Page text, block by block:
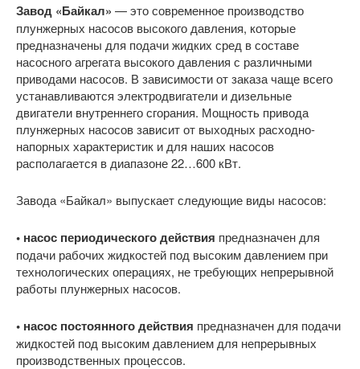
Завод «Байкал» — это современное производство
плунжерных насосов высокого давления, которые
предназначены для подачи жидких сред в составе
насосного агрегата высокого давления с различными
приводами насосов. В зависимости от заказа чаще всего
устанавливаются электродвигатели и дизельные
двигатели внутреннего сгорания. Мощность привода
плунжерных насосов зависит от выходных расходно-
напорных характеристик и для наших насосов
располагается в диапазоне 22…600 кВт.
Завода «Байкал» выпускает следующие виды насосов:
• насос периодического действия предназначен для
подачи рабочих жидкостей под высоким давлением при
технологических операциях, не требующих непрерывной
работы плунжерных насосов.
• насос постоянного действия предназначен для подачи
жидкостей под высоким давлением для непрерывных
производственных процессов.